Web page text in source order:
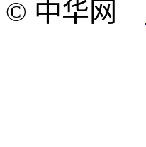
© 中华网